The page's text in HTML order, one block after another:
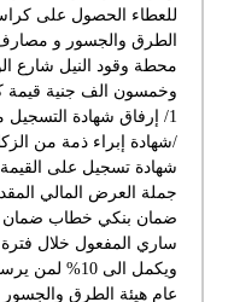
للعطاء الحصول على
وخمسون الف جنية قيمة
جملة العرض المالي
ضمان بنكي خطاب ضمان
ساري المفعول خلال فترة
ويكمل الى